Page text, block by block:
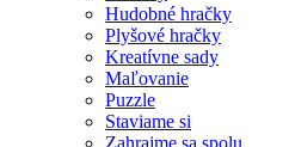
Hudobné hračky
Plyšové hračky
Kreatívne sady
Maľovanie
Puzzle
Staviame si